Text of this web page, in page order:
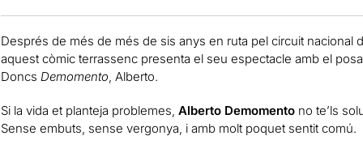
Després de més de més de sis anys en ruta pel circuit nacional
aquest còmic terrassenc presenta el seu espectacle amb el
Doncs Demomento , Alberto.
Si la vida et planteja problemes, Alberto Demomentono te’ls
Sense embuts, sense vergonya, i amb molt poquet sentit comú.